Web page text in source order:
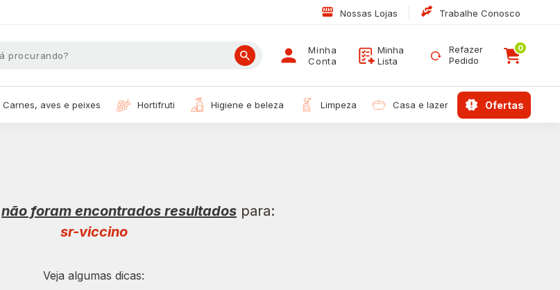
Nossas Lojas Trabalhe Conosco
Minha
Conta
Minha
Lista
Refazer
Pedido
0
carnes, aves e peixes hortifruti higiene e beleza limpeza casa e lazer ofertas
não foram encontrados resultados para:
sr-viccino
Veja algumas dicas: